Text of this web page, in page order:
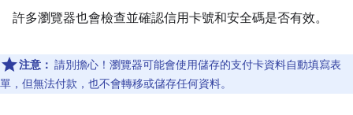
許多瀏覽器也會檢查並確認信用卡號和安全碼是否有效。
注意： 請別擔心！瀏覽器可能會使用儲存的支付卡資料自動填寫表
單，但無法付款，也不會轉移或儲存任何資料。